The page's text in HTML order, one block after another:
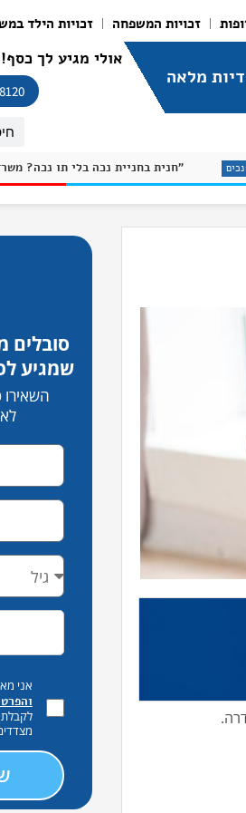
זכויות המשפחה זכויות הילד
מלאה
אולי מגיע לך
חנית בחניית נכה בלי תו נכה? משרד התחבורה ישיק אפליקציה שתקשה על חונים שלא כדין להתחמק בשם: "חניתי" זכויות נכים תו נכה
סובלים
שמגיע
השאירו
אני
לקבלת